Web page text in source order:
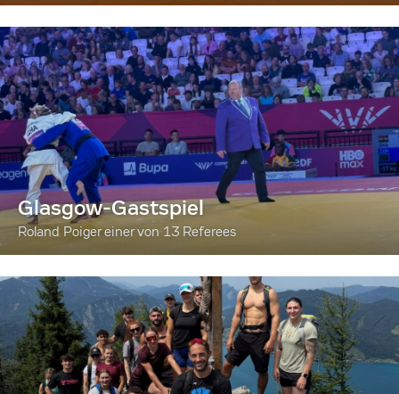
Glasgow-Gastspiel
Roland Poiger einer von 13 Referees